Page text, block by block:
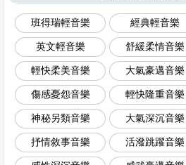
班得瑞輕音樂 經典輕音樂
英文輕音樂 舒緩柔情音樂
輕快柔美音樂 大氣豪邁音樂
傷感憂怨音樂 輕快隆重音樂
神秘另類音樂 大氣深沉音樂
抒情敘事音樂 活潑跳躍音樂